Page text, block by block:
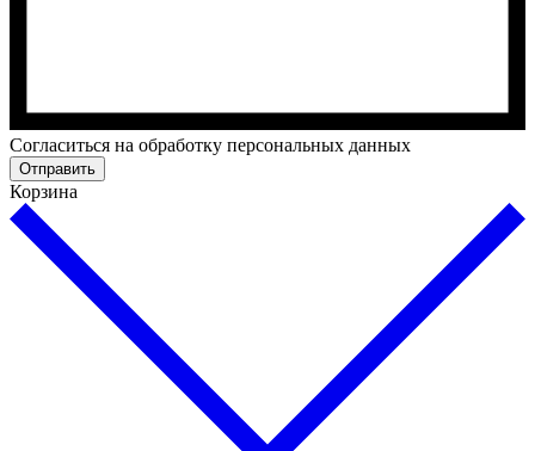
Cогласиться на обработку персональных данных
Отправить
Корзина